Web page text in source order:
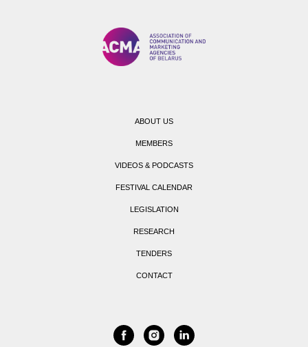
ABOUT US
MEMBERS
VIDEOS & PODCASTS
FESTIVAL CALENDAR
LEGISLATION
RESEARCH
TENDERS
CONTACT